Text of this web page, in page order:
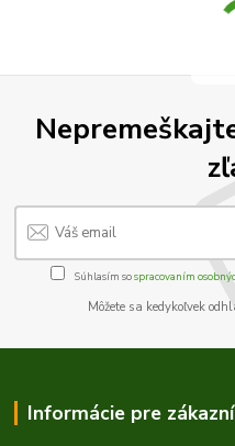
Súhlasím sospracovaním
Môžete sa kedykoľvek
Informácie pre